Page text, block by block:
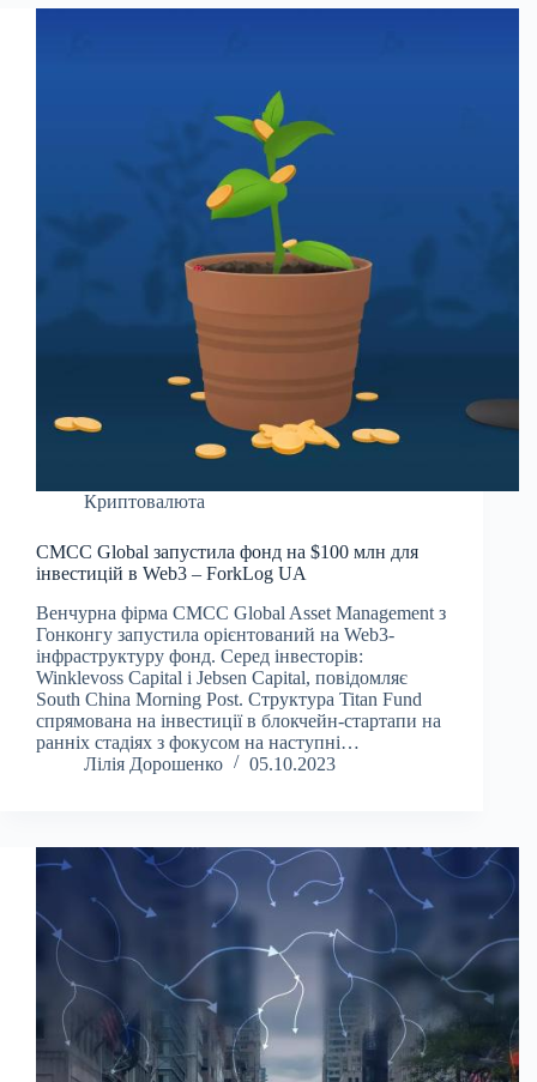
Криптовалюта
CMCC Global запустила фонд на $100 млн для
інвестицій в Web3 – ForkLog UA
Венчурна фірма CMCC Global Asset Management з
Гонконгу запустила орієнтований на Web3-
інфраструктуру фонд. Серед інвесторів:
Winklevoss Capital і Jebsen Capital, повідомляє
South China Morning Post. Структура Titan Fund
спрямована на інвестиції в блокчейн-стартапи на
ранніх стадіях з фокусом на наступні…
Лілія Дорошенко
05.10.2023